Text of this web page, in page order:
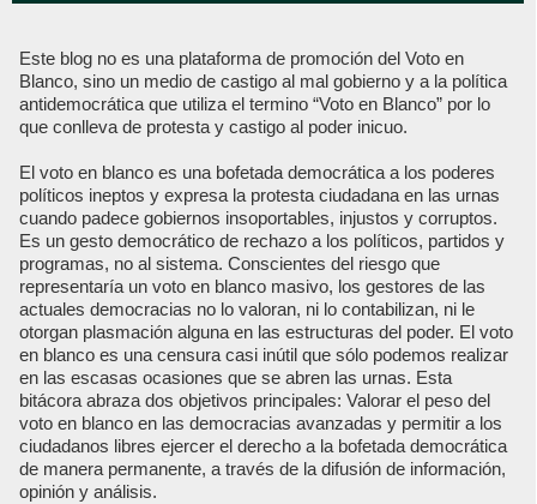
Este blog no es una plataforma de promoción del Voto en
Blanco, sino un medio de castigo al mal gobierno y a la política
antidemocrática que utiliza el termino “Voto en Blanco” por lo
que conlleva de protesta y castigo al poder inicuo.
El voto en blanco es una bofetada democrática a los poderes
políticos ineptos y expresa la protesta ciudadana en las urnas
cuando padece gobiernos insoportables, injustos y corruptos.
Es un gesto democrático de rechazo a los políticos, partidos y
programas, no al sistema. Conscientes del riesgo que
representaría un voto en blanco masivo, los gestores de las
actuales democracias no lo valoran, ni lo contabilizan, ni le
otorgan plasmación alguna en las estructuras del poder. El voto
en blanco es una censura casi inútil que sólo podemos realizar
en las escasas ocasiones que se abren las urnas. Esta
bitácora abraza dos objetivos principales: Valorar el peso del
voto en blanco en las democracias avanzadas y permitir a los
ciudadanos libres ejercer el derecho a la bofetada democrática
de manera permanente, a través de la difusión de información,
opinión y análisis.